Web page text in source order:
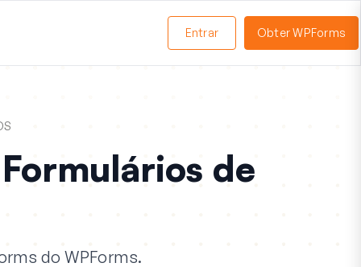
Entrar Obter WPForms
de
do WPForms.